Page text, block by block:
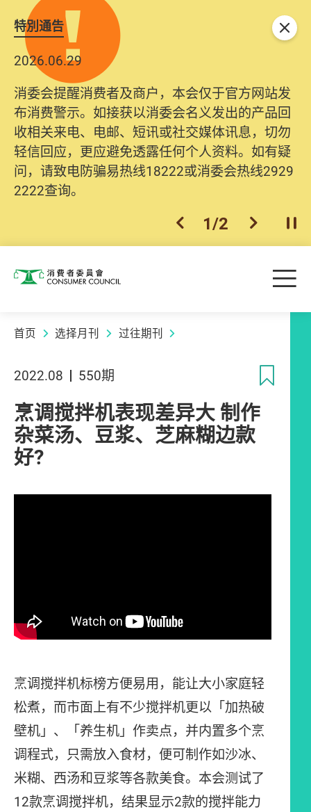
特別通告
2026.06.29
消委会提醒消费者及商户，本会仅于官方网站发
布消费警示。如接获以消委会名义发出的产品回
收相关来电、电邮、短讯或社交媒体讯息，切勿
轻信回应，更应避免透露任何个人资料。如有疑
问，请致电防骗易热线18222或消委会热线2929
2222查询。
上一个
1/2 下一个开
关闭
消费者委员会 目
首页 选择月刊 过往期刊
2022.08 550期
烹调搅拌机表现差异大 制作
杂菜汤、豆浆、芝麻糊边款
好?
烹调搅拌机标榜方便易用，能让大小家庭轻
松煮，而市面上有不少搅拌机更以「加热破
壁机」、「养生机」作卖点，并内置多个烹
调程式，只需放入食材，便可制作如沙冰、
米糊、西汤和豆浆等各款美食。本会测试了
12款烹调搅拌机，结果显示2款的搅拌能力